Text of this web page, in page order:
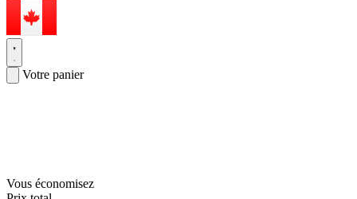
Votre panier
Vous économisez